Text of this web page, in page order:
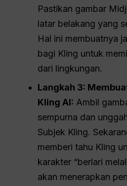
Pastikan gambar
latar belakang yang
Hal ini membuatnya
bagi Kling untuk
dari lingkungan.
Langkah 3:
Kling AI: Ambil
sempurna dan
Subjek Kling.
memberi tahu Kling
karakter “berlari
akan menerapkan